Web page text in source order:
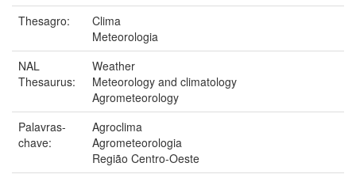
Thesagro:
Clima
Meteorologia
NAL
Thesaurus:
Weather
Meteorology and climatology
Agrometeorology
Palavras-
chave:
Agroclima
Agrometeorologia
Região Centro-Oeste